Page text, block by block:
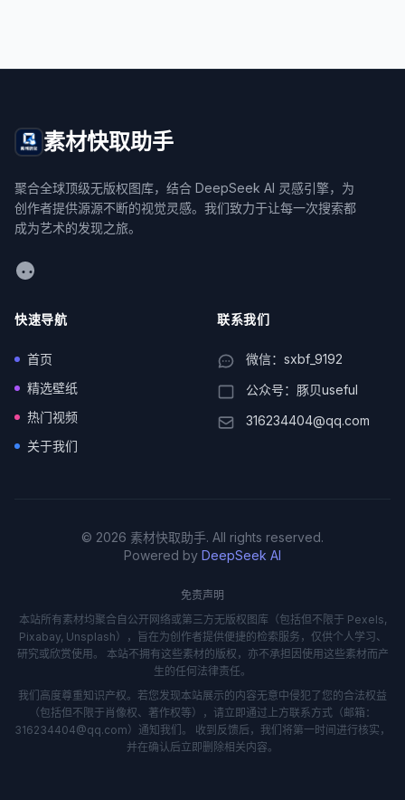
素材快取助手
聚合全球顶级无版权图库，结合 DeepSeek AI 灵感引擎，为
创作者提供源源不断的视觉灵感。我们致力于让每一次搜索都
成为艺术的发现之旅。
WeChat
快速导航
首页
精选壁纸
热门视频
关于我们
联系我们
微信：sxbf_9192
公众号：豚贝useful
316234404@qq.com
© 2026 素材快取助手. All rights reserved.
Powered by DeepSeek AI
免责声明
本站所有素材均聚合自公开网络或第三方无版权图库（包括但不限于 Pexels,
Pixabay, Unsplash），旨在为创作者提供便捷的检索服务，仅供个人学习、
研究或欣赏使用。 本站不拥有这些素材的版权，亦不承担因使用这些素材而产
生的任何法律责任。
我们高度尊重知识产权。若您发现本站展示的内容无意中侵犯了您的合法权益
（包括但不限于肖像权、著作权等），请立即通过上方联系方式（邮箱：
316234404@qq.com）通知我们。 收到反馈后，我们将第一时间进行核实，
并在确认后立即删除相关内容。